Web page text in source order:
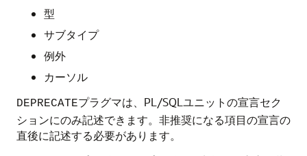
型
サブタイプ
例外
カーソル
DEPRECATEプラグマは、PL/SQLユニットの宣言セク
ションにのみ記述できます。非推奨になる項目の宣言の
直後に記述する必要があります。